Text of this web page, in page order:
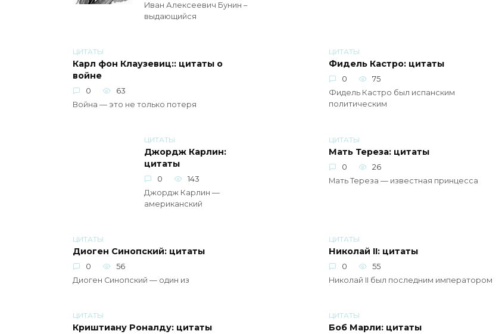
Иван Алексеевич Бунин –
выдающийся
ЦИТАТЫ
Карл фон Клаузевиц:: цитаты о
войне
0
63
Война — это не только потеря
ЦИТАТЫ
Фидель Кастро: цитаты
0
75
Фидель Кастро был испанским
политическим
ЦИТАТЫ
Джордж Карлин:
цитаты
0
143
Джордж Карлин —
американский
ЦИТАТЫ
Мать Тереза: цитаты
0
26
Мать Тереза — известная принцесса
ЦИТАТЫ
Диоген Синопский: цитаты
0
56
Диоген Синопский — один из
ЦИТАТЫ
Николай II: цитаты
0
55
Николай II был последним императором
ЦИТАТЫ
Криштиану Роналду: цитаты
ЦИТАТЫ
Боб Марли: цитаты